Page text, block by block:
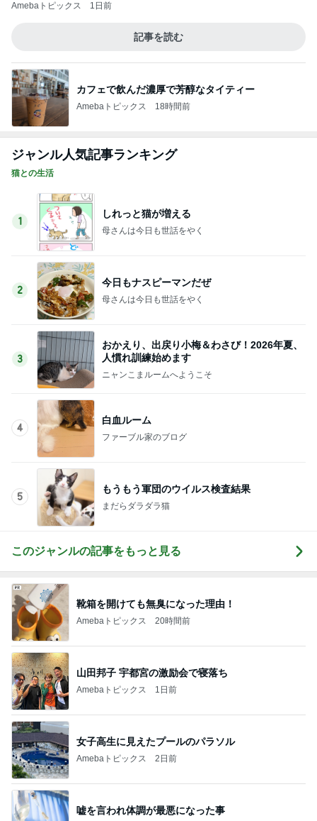
Amebaトピックス 1日前
記事を読む
カフェで飲んだ濃厚で芳醇なタイティー
Amebaトピックス 18時間前
ジャンル人気記事ランキング
猫との生活
1
しれっと猫が増える
母さんは今日も世話をやく
2
今日もナスピーマンだぜ
母さんは今日も世話をやく
3
おかえり、出戻り小梅＆わさび！2026年夏、
人慣れ訓練始めます
ニャンこまルームへようこそ
4
白血ルーム
ファーブル家のブログ
5
もうもう軍団のウイルス検査結果
まだらダラダラ猫
このジャンルの記事をもっと見る
靴箱を開けても無臭になった理由！
Amebaトピックス 20時間前
山田邦子 宇都宮の激励会で寝落ち
Amebaトピックス 1日前
女子高生に見えたプールのパラソル
Amebaトピックス 2日前
嘘を言われ体調が最悪になった事